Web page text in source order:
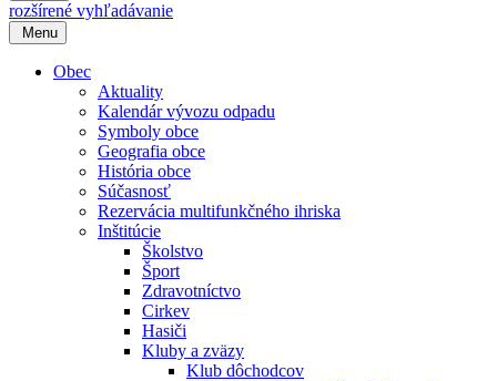
rozšírené vyhľadávanie
Menu
Obec
Aktuality
Kalendár vývozu odpadu
Symboly obce
Geografia obce
História obce
Súčasnosť
Rezervácia multifunkčného ihriska
Inštitúcie
Školstvo
Šport
Zdravotníctvo
Cirkev
Hasiči
Kluby a zväzy
Klub dôchodcov